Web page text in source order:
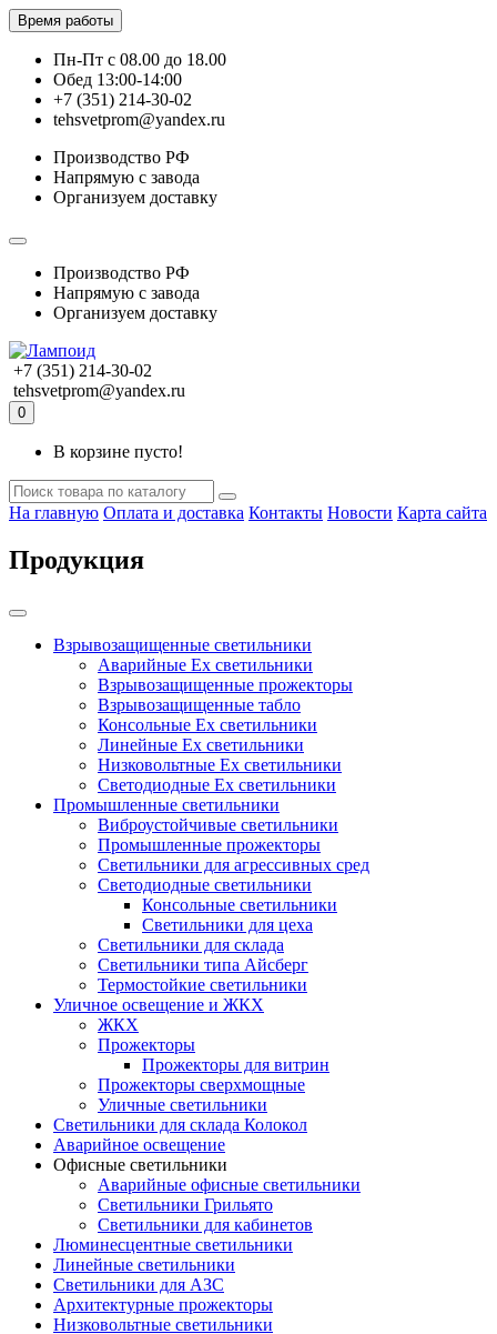
Время работы
Пн-Пт с 08.00 до 18.00
Обед 13:00-14:00
+7 (351) 214-30-02
tehsvetprom@yandex.ru
Производство РФ
Напрямую с завода
Организуем доставку
Производство РФ
Напрямую с завода
Организуем доставку
+7 (351) 214-30-02
tehsvetprom@yandex.ru
0
В корзине пусто!
На главную Оплата и доставка Контакты Новости Карта сайта
Продукция
Взрывозащищенные светильники
Аварийные Ex светильники
Взрывозащищенные прожекторы
Взрывозащищенные табло
Консольные Ех светильники
Линейные Ex светильники
Низковольтные Ex светильники
Светодиодные Ex светильники
Промышленные светильники
Виброустойчивые светильники
Промышленные прожекторы
Светильники для агрессивных сред
Светодиодные светильники
Консольные светильники
Светильники для цеха
Светильники для склада
Светильники типа Айсберг
Термостойкие светильники
Уличное освещение и ЖКХ
ЖКХ
Прожекторы
Прожекторы для витрин
Прожекторы сверхмощные
Уличные светильники
Светильники для склада Колокол
Аварийное освещение
Офисные светильники
Аварийные офисные светильники
Светильники Грильято
Светильники для кабинетов
Люминесцентные светильники
Линейные светильники
Светильники для АЗС
Архитектурные прожекторы
Низковольтные светильники